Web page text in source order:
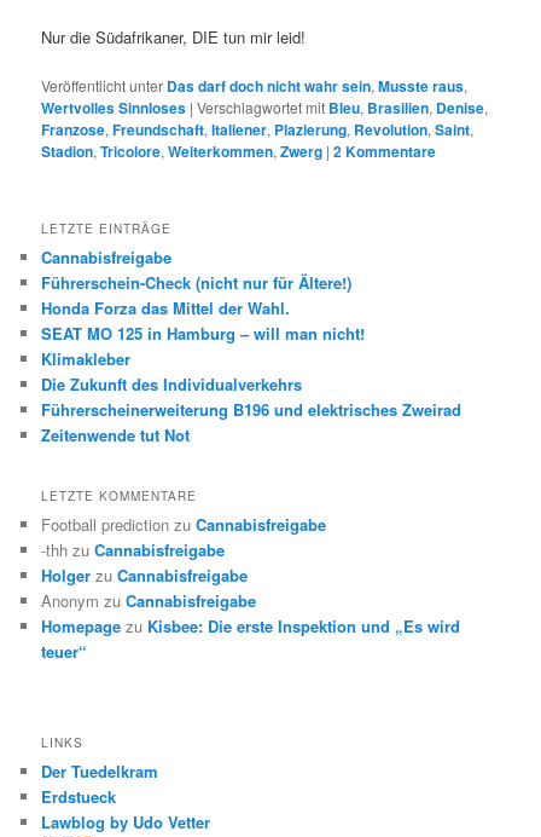
Nur die Südafrikaner, DIE tun mir leid!
Veröffentlicht unter Das darf doch nicht wahr sein,Musste raus,
Wertvolles Sinnloses |Verschlagwortet mit Bleu, Brasilien, Denise,
Franzose,Freundschaft,Italiener, Plazierung, Revolution,Saint,
Stadion,Tricolore,Weiterkommen,Zwerg |2Kommentare
LETZTE EINTRÄGE
Cannabisfreigabe
Führerschein-Check (nicht nur für Ältere!)
Honda Forza das Mittel der Wahl.
SEAT MO 125 in Hamburg – will man nicht!
Klimakleber
Die Zukunft des Individualverkehrs
Führerscheinerweiterung B196 und elektrisches Zweirad
Zeitenwende tut Not
LETZTE KOMMENTARE
Football prediction zuCannabisfreigabe
-thh zuCannabisfreigabe
Holger zuCannabisfreigabe
Anonym zuCannabisfreigabe
Homepage zu Kisbee: Die erste Inspektion und „Es wird
teuer“
LINKS
Der Tuedelkram
Erdstueck
Lawblog by Udo Vetter